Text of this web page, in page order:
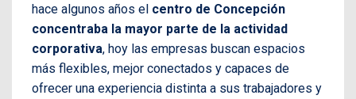
hace algunos años el centro de Concepción
concentraba la mayor parte de la actividad
corporativa, hoy las empresas buscan espacios
más flexibles, mejor conectados y capaces de
ofrecer una experiencia distinta a sus trabajadores y